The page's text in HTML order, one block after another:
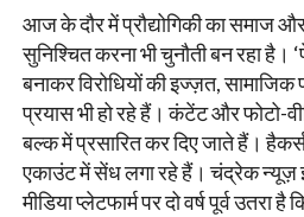
आज के दौर में प्रौद्योगिकी का समाज
सुनिश्चित करना भी चुनौती बन रहा है।
बनाकर विरोधियों की इज्ज़त,
प्रयास भी हो रहे हैं। कंटेंट और फोटो-
बल्क में प्रसारित कर दिए जाते हैं।
एकाउंट में सेंध लगा रहे हैं। चंद्रेक
मीडिया प्लेटफार्म पर दो वर्ष पूर्व उतरा